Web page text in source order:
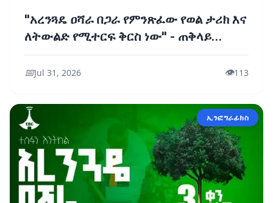
"አረንጓዴ ዐሻራ በጋራ የምንጽፈው የወል ታሪክ እና
ለትውልድ የሚተርፍ ቅርስ ነው" - ጠቅላይ
ሚኒስትር ዐቢይ አሕመድ (ዶ/ር)
📅Jul 31, 2026 👁️113
ኢንፎግራፊክስ